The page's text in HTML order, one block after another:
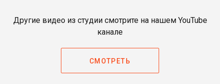
Другие видео из студии смотрите на нашем YouTube
канале
СМОТРЕТЬ